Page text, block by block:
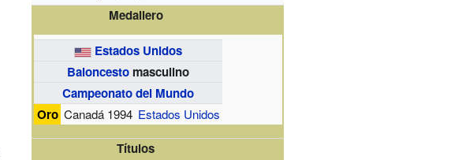
Medallero
Estados Unidos
Baloncesto masculino
Campeonato del Mundo
Oro Canadá 1994 Estados Unidos
Títulos